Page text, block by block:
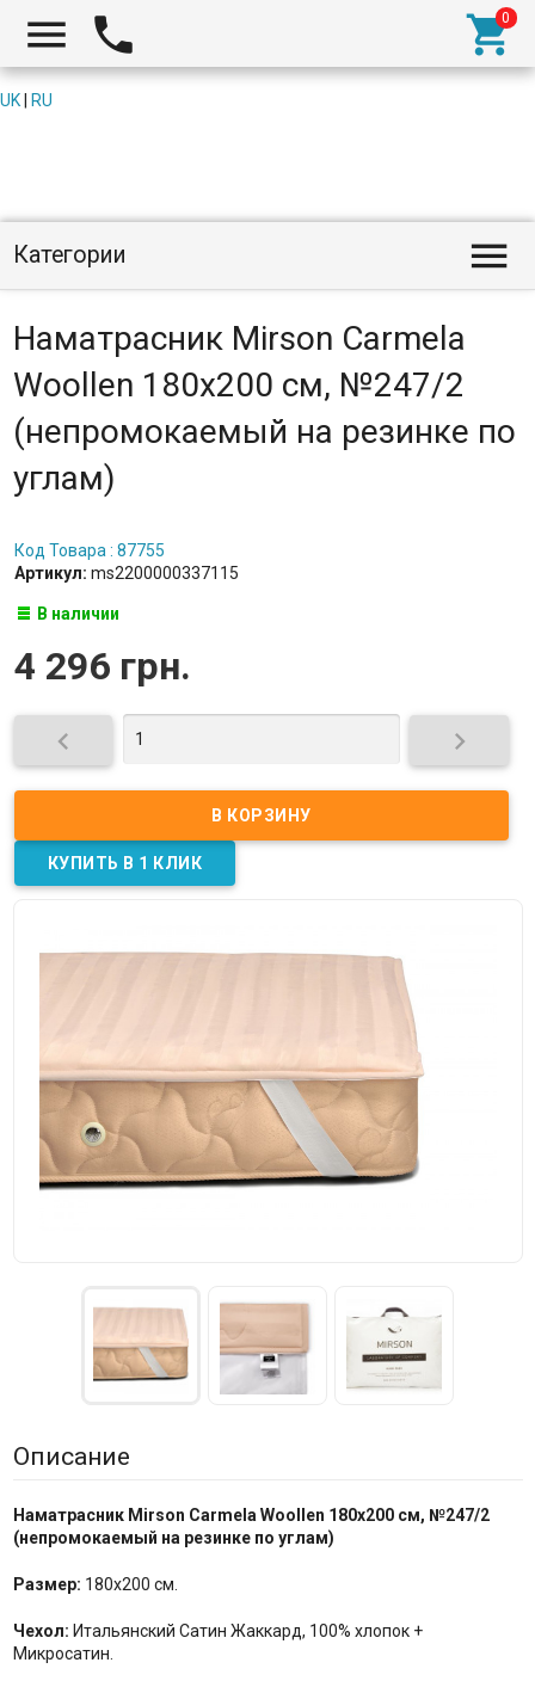
  
UK RU
Категории 
Наматрасник Mirson Carmela
Woollen 180x200 см, №247/2
(непромокаемый на резинке по
углам)
Код Товара : 87755
Артикул: ms2200000337115
В наличии
4 296 грн.
 
Описание
Наматрасник Mirson Carmela Woollen 180x200 см, №247/2
(непромокаемый на резинке по углам)
Размер: 180x200 см.
Чехол: Итальянский Сатин Жаккард, 100% хлопок +
Микросатин.